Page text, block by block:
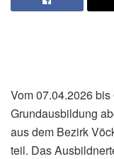
Vom 07.04.2026
Grundausbildung
aus dem Bezirk
teil. Das